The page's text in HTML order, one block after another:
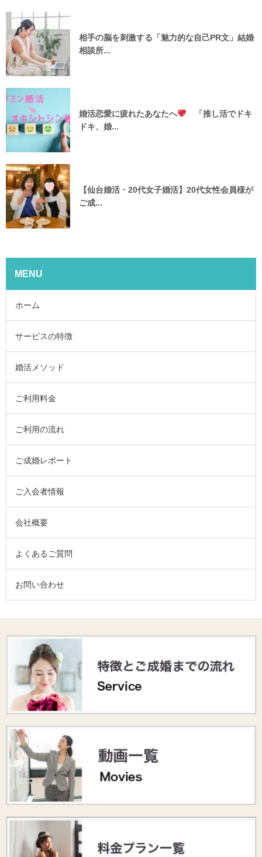
相手の脳を刺激する「魅力的な自己PR文」結婚
相談所...
婚活恋愛に疲れたあなたへ
「推し活でドキ
ドキ、婚...
【仙台婚活・20代女子婚活】20代女性会員様が
ご成...
MENU
ホーム
サービスの特徴
婚活メソッド
ご利用料金
ご利用の流れ
ご成婚レポート
ご入会者情報
会社概要
よくあるご質問
お問い合わせ